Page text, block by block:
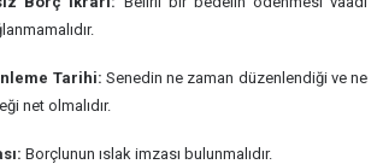
Tarihi: Senedin ne zaman düzenlendiği ve ne
net olmalıdır.
Borçlunun ıslak imzası bulunmalıdır.